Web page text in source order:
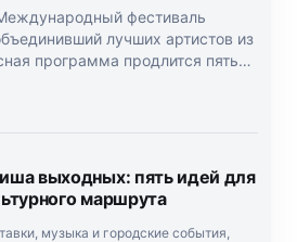
фестиваль
лучших артистов из
программа продлится пять
выходных: пять идей для
маршрута
музыка и городские события,